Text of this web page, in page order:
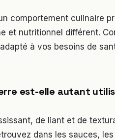
comportement culinaire
et nutritionnel différent.
à vos besoins de
est-elle autant
de liant et de
dans les sauces,